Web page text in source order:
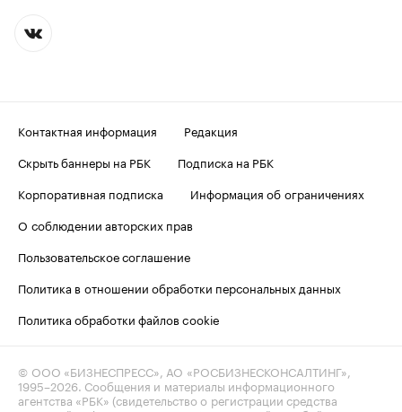
Контактная информация
Редакция
Скрыть баннеры на РБК
Подписка на РБК
Корпоративная подписка
Информация об ограничениях
О соблюдении авторских прав
Пользовательское соглашение
Политика в отношении обработки персональных данных
Политика обработки файлов cookie
© ООО «БИЗНЕСПРЕСС», АО «РОСБИЗНЕСКОНСАЛТИНГ»,
1995–2026 . Сообщения и материалы информационного
агентства «РБК» (свидетельство о регистрации средства